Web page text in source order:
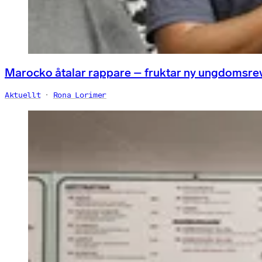
Marocko åtalar rappare – fruktar ny
Aktuellt Rona Lorimer